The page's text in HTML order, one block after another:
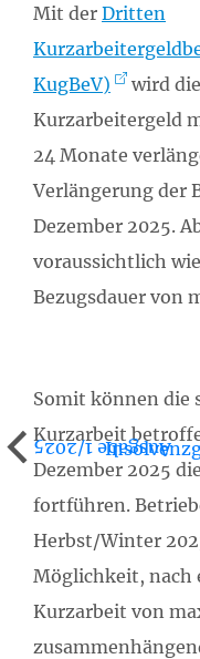
Mit der Dritten
KugBeV)
wird
Kurzarbeitergeld
24 Monate
Verlängerung der
Dezember 2025.
voraussichtlich
Bezugsdauer von
Somit können die
Kurzarbeit
Dezember 2025
fortführen.
Herbst/Winter
Möglichkeit, nach
Kurzarbeit von
Ausgabe 1/2025